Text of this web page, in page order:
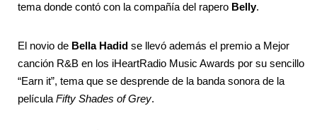
tema donde contó con la compañía del rapero Belly.
El novio de Bella Hadid se llevó además el premio a Mejor
canción R&B en los iHeartRadio Music Awards por su sencillo
“Earn it”, tema que se desprende de la banda sonora de la
película Fifty Shades of Grey.